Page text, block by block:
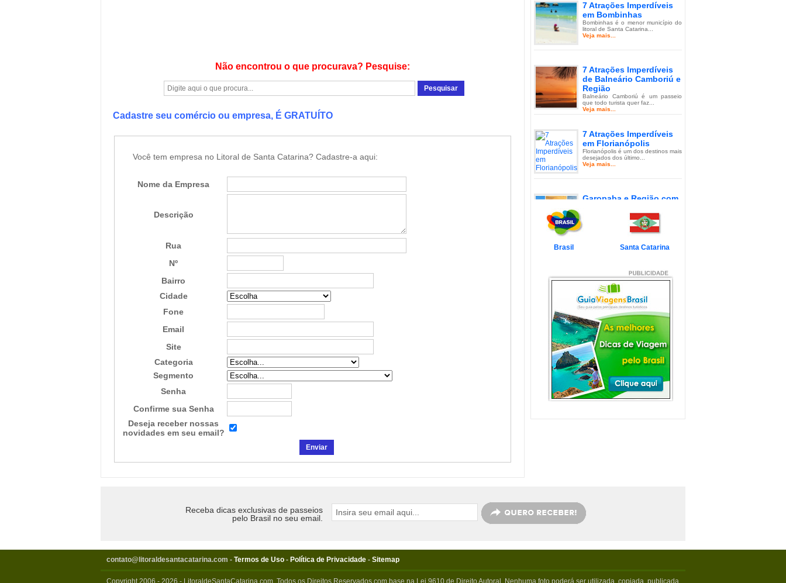
Não encontrou o que procurava? Pesquise:
Cadastre seu comércio ou empresa, É GRATUÍTO
Você tem empresa no Litoral de Santa Catarina? Cadastre-a aqui:
Nome da Empresa
Descrição
Rua
Nº
Bairro
Cidade
Fone
Email
Site
Categoria
Segmento
Senha
Confirme sua Senha
Deseja receber nossas
novidades em seu email?
7 Atrações Imperdíveis
em Bombinhas
Bombinhas é o menor município do
litoral de Santa Catarina...
Veja mais...
7 Atrações Imperdíveis
de Balneário Camboriú e
Região
Balneário Camboriú é um passeio
que todo turista quer faz...
Veja mais...
7 Atrações Imperdíveis
em Florianópolis
Florianópolis é um dos destinos mais
desejados dos último...
Veja mais...
Garopaba e Região com
Garopaba é um município de Santa
Catarina a 80 quilômetro...
Veja mais...
com Crianças
Simplesmente magnífico! Assim
pode ser descrito o Litoral d...
Veja mais...
Balneário Camboriú e
arredores com Crianças
Balneário Camboriú fica em Santa
Catarina, mais especifica...
Veja mais...
Florianópolis com
crianças: as melhores
5 PRAIAS DE FLORIPA
Brasil Santa Catarina
Receba dicas exclusivas de passeios
pelo Brasil no seu email.
contato@litoraldesantacatarina.com - Termos de Uso - Política de Privacidade - Sitemap
Copyright 2006 - 2026 - LitoraldeSantaCatarina.com. Todos os Direitos Reservados com base na Lei 9610 de Direito Autoral. Nenhuma foto poderá ser utilizada, copiada, publicada